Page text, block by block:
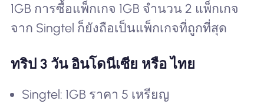
1GB การซื้อแพ็กเกจ 1GB จำนวน 2 แพ็กเกจ
จาก Singtel ก็ยังถือเป็นแพ็กเกจที่ถูกที่สุด
ทริป 3 วัน อินโดนีเซีย หรือ ไทย
Singtel: 1GB ราคา 5 เหรียญ